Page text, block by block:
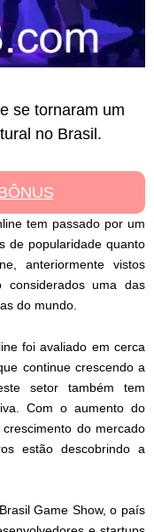
se tornaram um
no Brasil.
tem passado por um
de popularidade quanto
anteriormente vistos
considerados uma das
do mundo.
foi avaliado em cerca
continue crescendo a
setor também tem
Com o aumento do
do mercado
estão descobrindo a
Game Show, o país